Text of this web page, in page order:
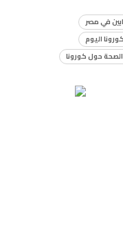
في مصر
اليوم
الصحة حول كورونا